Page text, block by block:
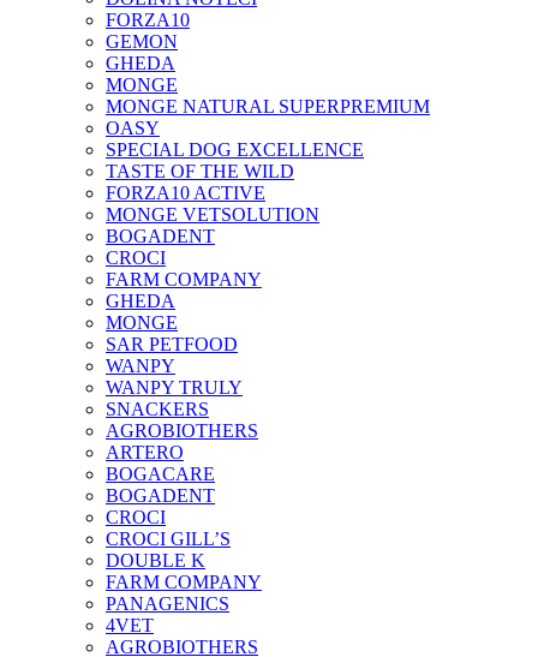
FORZA10
GEMON
GHEDA
MONGE
MONGE NATURAL SUPERPREMIUM
OASY
SPECIAL DOG EXCELLENCE
TASTE OF THE WILD
FORZA10 ACTIVE
MONGE VETSOLUTION
BOGADENT
CROCI
FARM COMPANY
GHEDA
MONGE
SAR PETFOOD
WANPY
WANPY TRULY
SNACKERS
AGROBIOTHERS
ARTERO
BOGACARE
BOGADENT
CROCI
CROCI GILL’S
DOUBLE K
FARM COMPANY
PANAGENICS
4VET
AGROBIOTHERS